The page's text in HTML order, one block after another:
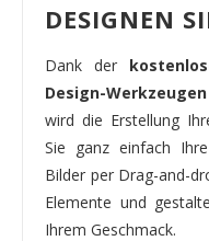
DESIGNEN
Dank der
Design-Werkzeugen
wird die Erstellung
Sie ganz einfach
Bilder per Drag-and-
Elemente und
Ihrem Geschmack.